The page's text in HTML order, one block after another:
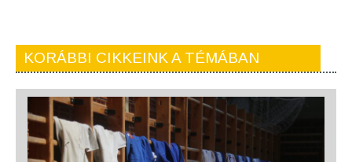
KORÁBBI CIKKEINK A TÉMÁBAN